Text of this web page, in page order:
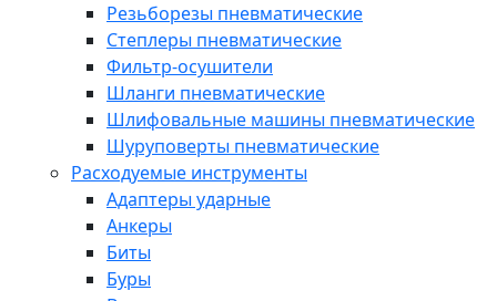
Резьборезы пневматические
Степлеры пневматические
Фильтр-осушители
Шланги пневматические
Шлифовальные машины пневматические
Шуруповерты пневматические
Расходуемые инструменты
Адаптеры ударные
Анкеры
Биты
Буры